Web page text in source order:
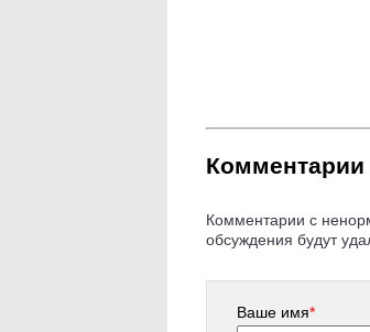
Комментарии
Комментарии с
обсуждения будут
Ваше имя*